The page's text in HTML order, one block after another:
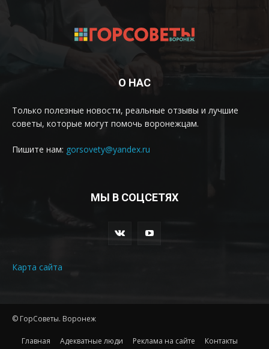
О НАС
Только полезные новости, реальные отзывы и лучшие
советы, которые могут помочь воронежцам.
Пишите нам: gorsovety@yandex.ru
МЫ В СОЦСЕТЯХ
Карта сайта
© ГорСоветы. Воронеж
Главная Адекватные люди Реклама на сайте
Контакты